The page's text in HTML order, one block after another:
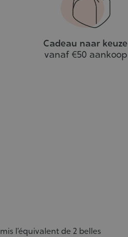
Cadeau naar keuze
vanaf €50 aankoop
l’équivalent de 2 belles